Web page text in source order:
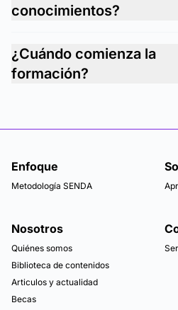
conocimientos?
¿Cuándo comienza la
formación?
Enfoque
Metodología SENDA
Nosotros
Quiénes somos
Biblioteca de contenidos
Articulos y actualidad
Becas